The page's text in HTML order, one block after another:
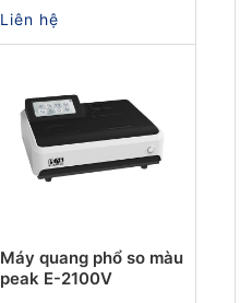
Liên hệ
Máy quang phổ so màu
peak E-2100V